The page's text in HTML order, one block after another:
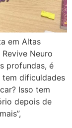
em Altas
Neuro
profundas, é
tem dificuldades
Isso tem
depois de